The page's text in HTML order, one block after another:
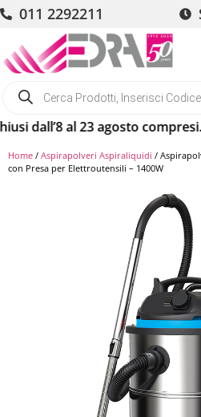
011 2292211
dall’8 al 23 agosto compresi.
Home / Aspirapolveri Aspiraliquidi /
con Presa per Elettroutensili – 1400W